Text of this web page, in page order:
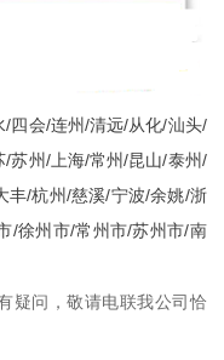
/四会/连州/清远/从化/汕头/
/苏州/上海/常州/昆山/泰州/
丰/杭州/慈溪/宁波/余姚/浙
/徐州市/常州市/苏州市/南
疑问，敬请电联我公司恰